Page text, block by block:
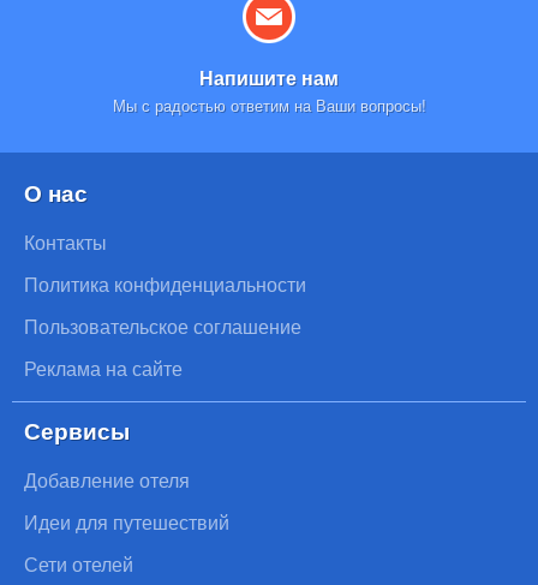
Напишите нам
Мы с радостью ответим на Ваши вопросы!
О нас
Контакты
Политика конфиденциальности
Пользовательское соглашение
Реклама на сайте
Сервисы
Добавление отеля
Идеи для путешествий
Сети отелей